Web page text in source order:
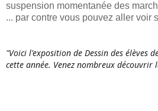
suspension momentanée des
... par contre vous pouvez aller voir
"Voici l'exposition de Dessin des élèves
cette année. Venez nombreux découvrir